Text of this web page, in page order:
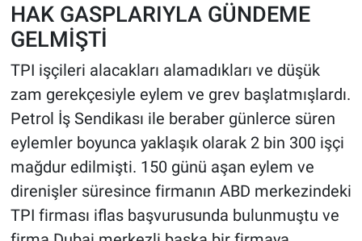
HAK GASPLARIYLA GÜNDEME
GELMİŞTİ
TPI işçileri alacakları alamadıkları ve düşük
zam gerekçesiyle eylem ve grev başlatmışlardı.
Petrol İş Sendikası ile beraber günlerce süren
eylemler boyunca yaklaşık olarak 2 bin 300 işçi
mağdur edilmişti. 150 günü aşan eylem ve
direnişler süresince firmanın ABD merkezindeki
TPI firması iflas başvurusunda bulunmuştu ve